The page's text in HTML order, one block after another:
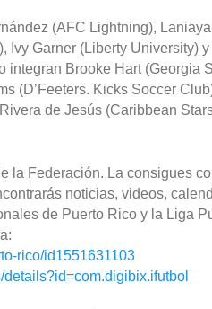
(AFC Lightning),
Ivy Garner (Liberty University)
integran Brooke Hart (Georgia
(D’Feeters. Kicks Soccer
de Jesús (Caribbean
la Federación. La consigues
noticias, videos,
de Puerto Rico y la Liga
rico/id1551631103